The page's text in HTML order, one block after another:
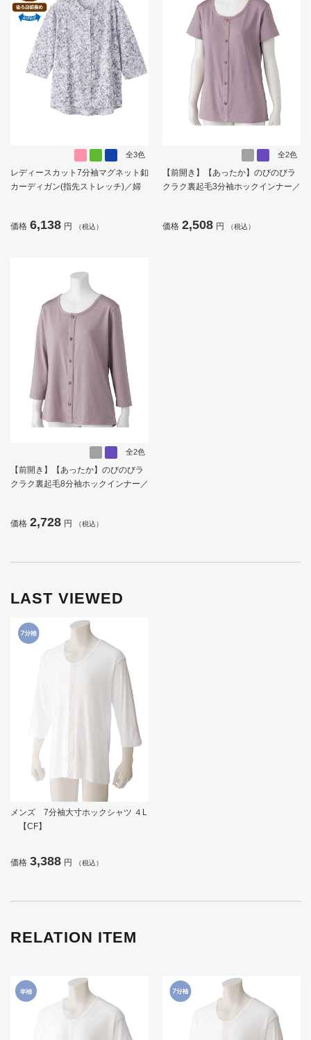
全3色
レディースカット7分袖マグネット釦
カーディガン(指先ストレッチ)／婦
価格 6,138 円 （税込）
全2色
【前開き】【あったか】のびのびラ
クラク裏起毛3分袖ホックインナー／
記入欄付【CF】
価格 2,508 円 （税込）
全2色
【前開き】【あったか】のびのびラ
クラク裏起毛8分袖ホックインナー／
後ろ長め【CF】
価格 2,728 円 （税込）
LAST VIEWED
メンズ 7分袖大寸ホックシャツ ４L
【CF】
価格 3,388 円 （税込）
RELATION ITEM